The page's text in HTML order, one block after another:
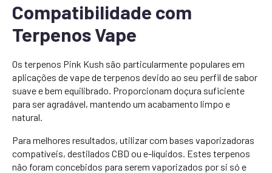
Compatibilidade com
Terpenos Vape
Os terpenos Pink Kush são particularmente populares em
aplicações de vape de terpenos devido ao seu perfil de sabor
suave e bem equilibrado. Proporcionam doçura suficiente
para ser agradável, mantendo um acabamento limpo e
natural.
Para melhores resultados, utilizar com bases vaporizadoras
compatíveis, destilados CBD ou e-líquidos. Estes terpenos
não foram concebidos para serem vaporizados por si só e